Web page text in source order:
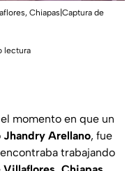
Chiapas|Captura de
lectura
momento en que un
Jhandry Arellano, fue
trabajando